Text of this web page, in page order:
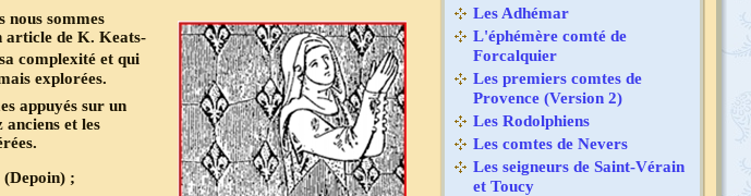
nous sommes
article de K. Keats-
complexité et qui
explorées.
appuyés sur un
et les
(Depoin) ;
Les Adhémar
L'éphémère comté de
Forcalquier
Les premiers comtes de
Provence (Version 2)
Les Rodolphiens
Les comtes de Nevers
Les seigneurs de Saint-Vérain
et Toucy